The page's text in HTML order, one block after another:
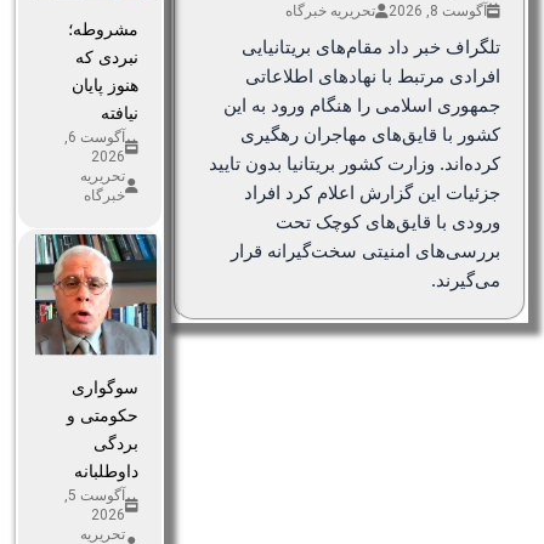
آگوست 8, 2026 تحریریه خبرگاه
تلگراف خبر داد مقام‌های بریتانیایی
افرادی مرتبط با نهادهای اطلاعاتی
جمهوری اسلامی را هنگام ورود به این
کشور با قایق‌های مهاجران رهگیری
کرده‌اند. وزارت کشور بریتانیا بدون تایید
جزئیات این گزارش اعلام کرد افراد
ورودی با قایق‌های کوچک تحت
بررسی‌های امنیتی سخت‌گیرانه قرار
می‌گیرند.
مشروطه؛
نبردی که
هنوز پایان
نیافته
آگوست 6,
2026
تحریریه
خبرگاه
سوگواری
حکومتی و
بردگی
داوطلبانه
آگوست 5,
2026
تحریریه